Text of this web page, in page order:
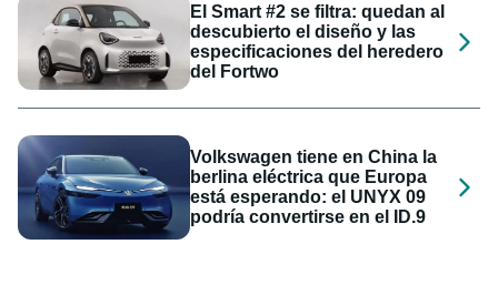
El Smart #2 se filtra: quedan al
descubierto el diseño y las
especificaciones del heredero
del Fortwo
Volkswagen tiene en China la
berlina eléctrica que Europa
está esperando: el UNYX 09
podría convertirse en el ID.9